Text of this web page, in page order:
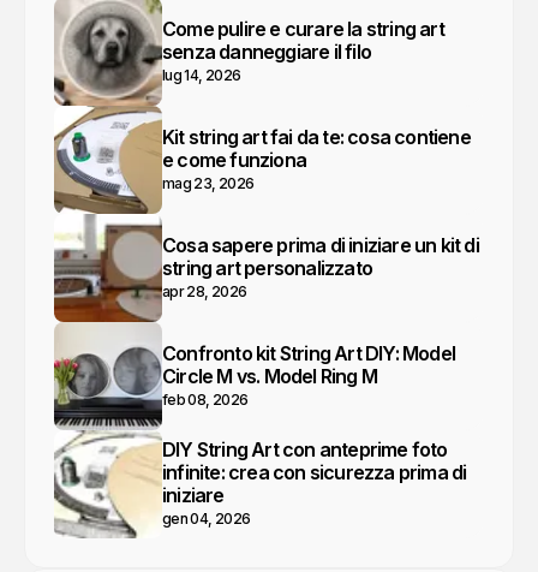
Come pulire e curare la string art
senza danneggiare il filo
lug 14, 2026
Kit string art fai da te: cosa contiene
e come funziona
mag 23, 2026
Cosa sapere prima di iniziare un kit di
string art personalizzato
apr 28, 2026
Confronto kit String Art DIY: Model
Circle M vs. Model Ring M
feb 08, 2026
DIY String Art con anteprime foto
infinite: crea con sicurezza prima di
iniziare
gen 04, 2026